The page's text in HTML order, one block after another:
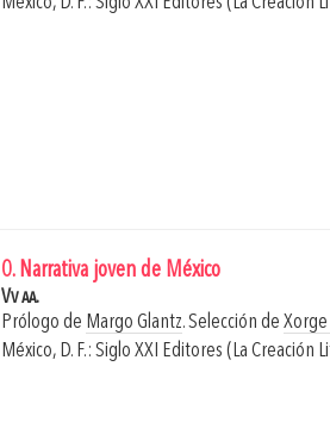
0. Narrativa joven de México
Vv aa.
Prólogo de Margo Glantz. Selección de
México, D. F.: Siglo XXI Editores (La Creación